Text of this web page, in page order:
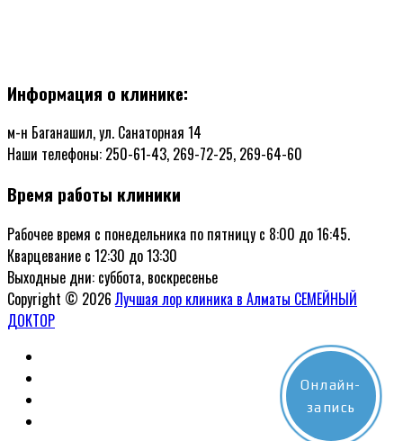
Информация о клинике:
м-н Баганашил, ул. Санаторная 14
Наши телефоны: 250-61-43, 269-72-25, 269-64-60
Время работы клиники
Рабочее время с понедельника по пятницу с 8:00 до 16:45.
Кварцевание с 12:30 до 13:30
Выходные дни: суббота, воскресенье
Copyright © 2026Лучшая лор клиника в Алматы СЕМЕЙНЫЙ
ДОКТОР
Онлайн-
запись